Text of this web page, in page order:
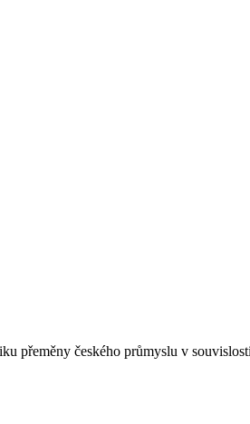
přeměny českého průmyslu v